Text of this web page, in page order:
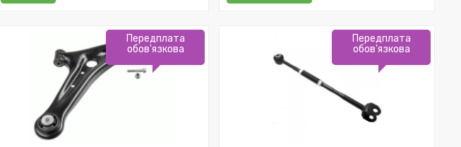
Передплата
обов'язкова
Передплата
обов'язкова